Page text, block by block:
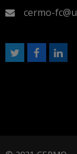
cermo-
T F L